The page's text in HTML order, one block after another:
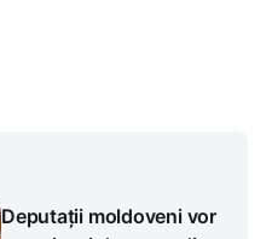
Deputații moldoveni vor